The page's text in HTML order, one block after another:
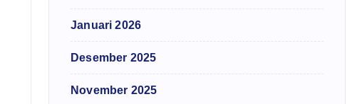
Januari 2026
Desember 2025
November 2025